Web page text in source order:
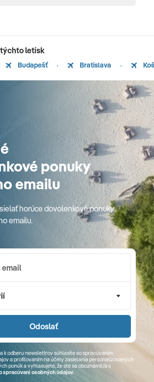
letísk
Budapešť Bratislava
ponuky
emailu
horúce dovolenkové ponuky
emailu.
Odoslať
k odberu newslettrov súhlasíte so spracúvaním
a profilovaním na účely zasielania personalizovaných
ponúk a vyhlasujete, že ste sa oboznámil/a s
spracúvaní osobných údajov.